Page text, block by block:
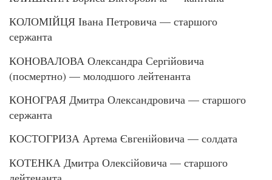
КОЛОМІЙЦЯ Івана Петровича — старшого
сержанта
КОНОВАЛОВА Олександра Сергійовича
(посмертно) — молодшого лейтенанта
КОНОГРАЯ Дмитра Олександровича — старшого
сержанта
КОСТОГРИЗА Артема Євгенійовича — солдата
КОТЕНКА Дмитра Олексійовича — старшого